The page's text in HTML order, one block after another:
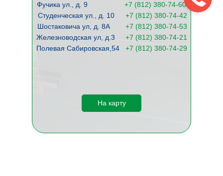
Железноводская ул, д.3
Полевая Сабировская,54
Студенческая ул., д. 10
Шостаковича ул, д. 8А
Фучика ул., д. 9
+7 (812) 380-74-21
+7 (812) 380-74-29
+7 (812) 380-74-42
+7 (812) 380-74-53
+7 (812) 380-74-60
На карту